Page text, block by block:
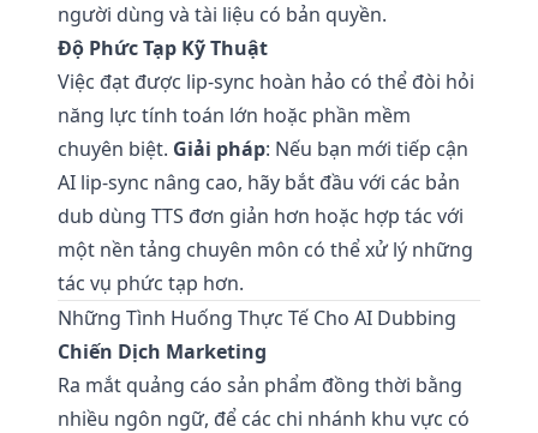
người dùng và tài liệu có bản quyền.
Độ Phức Tạp Kỹ Thuật
Việc đạt được lip-sync hoàn hảo có thể đòi hỏi
năng lực tính toán lớn hoặc phần mềm
chuyên biệt. Giải pháp: Nếu bạn mới tiếp cận
AI lip-sync nâng cao, hãy bắt đầu với các bản
dub dùng TTS đơn giản hơn hoặc hợp tác với
một nền tảng chuyên môn có thể xử lý những
tác vụ phức tạp hơn.
Những Tình Huống Thực Tế Cho AI Dubbing
Chiến Dịch Marketing
Ra mắt quảng cáo sản phẩm đồng thời bằng
nhiều ngôn ngữ, để các chi nhánh khu vực có